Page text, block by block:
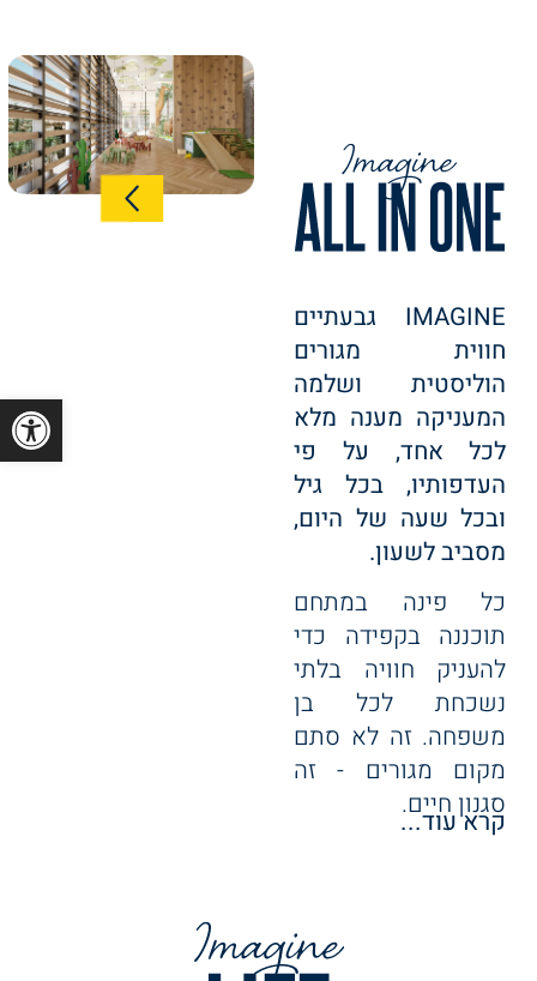
פתח
IMAGINE גבעתיים
חווית מגורים
הוליסטית ושלמה
המעניקה מענה מלא
לכל אחד, על פי
העדפותיו, בכל גיל
ובכל שעה של היום,
מסביב לשעון.
כל פינה במתחם
תוכננה בקפידה כדי
להעניק חוויה בלתי
נשכחת לכל בן
משפחה. זה לא סתם
מקום מגורים - זה
סגנון חיים.
לובאי הכניסה בגובה
מדרגות פיסולי
שמחבר את הקומות
קרא עוד...